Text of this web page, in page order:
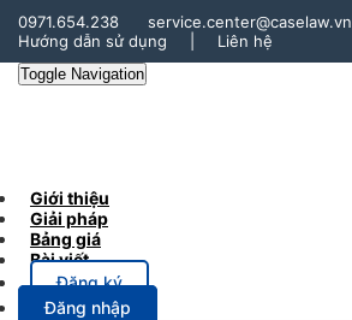
0971.654.238
service.center@caselaw.vn
Hướng dẫn sử dụng
Liên hệ
Toggle Navigation
Giới thiệu
Giải pháp
Bảng giá
Bài viết
Đăng ký
Đăng nhập